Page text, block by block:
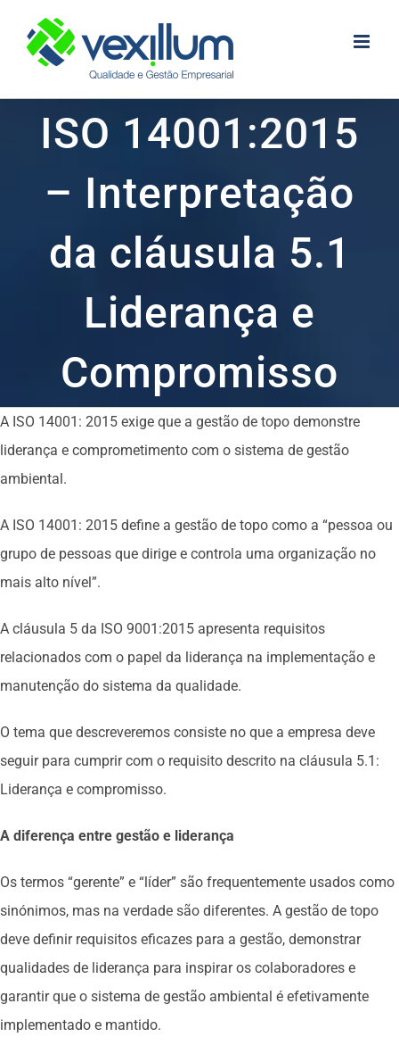
content
ISO 14001:2015
– Interpretação
da cláusula 5.1
Liderança e
Compromisso
A ISO 14001: 2015 exige que a gestão de topo demonstre
liderança e comprometimento com o sistema de gestão
ambiental.
A ISO 14001: 2015 define a gestão de topo como a “pessoa ou
grupo de pessoas que dirige e controla uma organização no
mais alto nível”.
A cláusula 5 da ISO 9001:2015 apresenta requisitos
relacionados com o papel da liderança na implementação e
manutenção do sistema da qualidade.
O tema que descreveremos consiste no que a empresa deve
seguir para cumprir com o requisito descrito na cláusula 5.1:
Liderança e compromisso.
A diferença entre gestão e liderança
Os termos “gerente” e “líder” são frequentemente usados como
sinónimos, mas na verdade são diferentes. A gestão de topo
deve definir requisitos eficazes para a gestão, demonstrar
qualidades de liderança para inspirar os colaboradores e
garantir que o sistema de gestão ambiental é efetivamente
implementado e mantido.